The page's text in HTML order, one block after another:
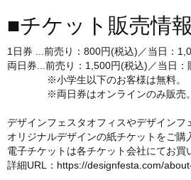
■チケット販売情報
1日券 ...前売り：800円(税込)／当日：
両日券...前売り：1,500円(税込)／当日：
※小学生以下のお客様は無料。
※両日券はオンラインのみ販売。
デザインフェスタオフィスやデザインフ
オリジナルデザインの紙チケットをご購
電子チケットは各チケット会社にてお買
詳細URL： https://designfesta.com/